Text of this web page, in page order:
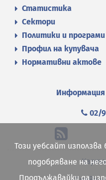
Статистика
Сектори
Политики и програми
Профил на купувача
Нормативни актове
Информация
02/
Този уебсайт използва
подобряване на
Продължавайки да